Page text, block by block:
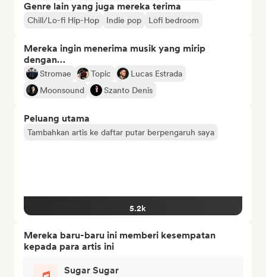
Genre lain yang juga mereka terima
Chill/Lo-fi Hip-Hop Indie pop Lofi bedroom
Mereka ingin menerima musik yang mirip
dengan…
Stromae Topic
Lucas Estrada
Moonsound
Szanto Denis
Peluang utama
Tambahkan artis ke daftar putar berpengaruh saya
5.2k
Mereka baru-baru ini memberi kesempatan
kepada para artis ini
Sugar Sugar